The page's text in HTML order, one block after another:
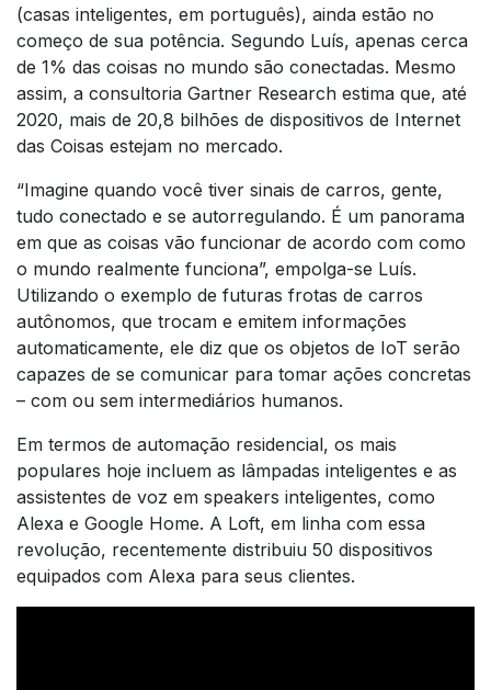
(casas inteligentes, em português), ainda estão no
começo de sua potência. Segundo Luís, apenas cerca
de 1% das coisas no mundo são conectadas. Mesmo
assim, a consultoria Gartner Research estima que, até
2020, mais de 20,8 bilhões de dispositivos de Internet
das Coisas estejam no mercado.
“Imagine quando você tiver sinais de carros, gente,
tudo conectado e se autorregulando. É um panorama
em que as coisas vão funcionar de acordo com como
o mundo realmente funciona”, empolga-se Luís.
Utilizando o exemplo de futuras frotas de carros
autônomos, que trocam e emitem informações
automaticamente, ele diz que os objetos de IoT serão
capazes de se comunicar para tomar ações concretas
– com ou sem intermediários humanos.
Em termos de automação residencial, os mais
populares hoje incluem as lâmpadas inteligentes e as
assistentes de voz em speakers inteligentes, como
Alexa e Google Home. A Loft, em linha com essa
revolução, recentemente distribuiu 50 dispositivos
equipados com Alexa para seus clientes.